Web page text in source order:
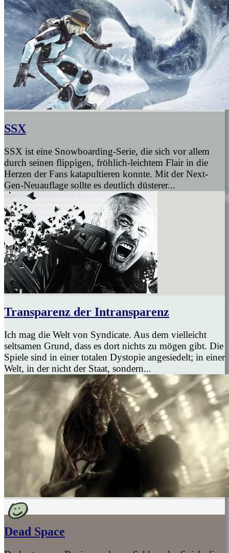
SSX
SSX ist eine Snowboarding-Serie, die sich vor allem
durch seinen flippigen, fröhlich-leichtem Flair in die
Herzen der Fans katapultieren konnte. Mit der Next-
Gen-Neuauflage sollte es deutlich düsterer...
Transparenz der Intransparenz
Ich mag die Welt von Syndicate. Aus dem vielleicht
seltsamen Grund, dass es dort nichts zu mögen gibt. Die
Spiele sind in einer totalen Dystopie angesiedelt; in einer
Welt, in der nicht der Staat, sondern...
Dead Space